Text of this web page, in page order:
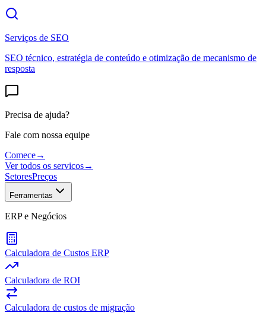
Serviços de SEO
SEO técnico, estratégia de conteúdo e otimização de mecanismo de
resposta
Precisa de ajuda?
Fale com nossa equipe
Comece→
Ver todos os servicos→
SetoresPreços
Ferramentas
ERP e Negócios
Calculadora de Custos ERP
Calculadora de ROI
Calculadora de custos de migração